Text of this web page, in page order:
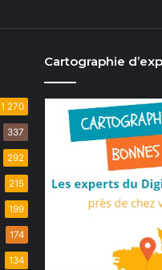
1 270
337
292
215
199
174
134
Cartographie